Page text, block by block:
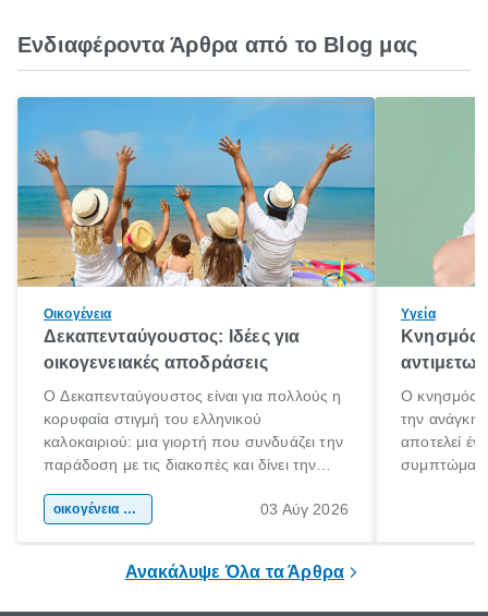
Ενδιαφέροντα Άρθρα από το Blog μας
Οικογένεια
Δεκαπενταύγουστος: Ιδέες για
οικογενειακές αποδράσεις
Ο Δεκαπενταύγουστος είναι για πολλούς η
κορυφαία στιγμή του ελληνικού
καλοκαιριού: μια γιορτή που συνδυάζει την
παράδοση με τις διακοπές και δίνει την
χώρας. Είτε πρόκειται για λίγες μέρες
οικογένεια & παιδί 03 Αύγ 2026
Υγεία
Κνησμός:
Ο κνησμός
την ανάγκη
αποτελεί
Ανακάλυψε Όλα τα Άρθρα